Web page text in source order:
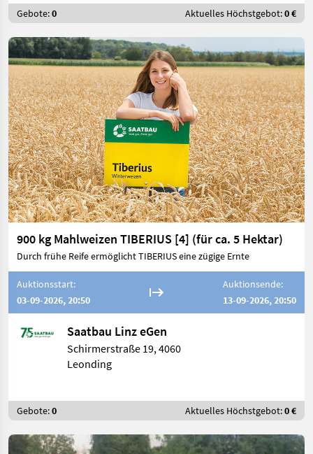
Gebote:0 Aktuelles Höchstgebot:0 €
900 kg Mahlweizen TIBERIUS [4] (für ca. 5 Hektar)
Durch frühe Reife ermöglicht TIBERIUS eine zügige Ernte
Auktionsstart:
03-09-2026, 20:50
Auktionsende:
13-09-2026, 20:50
Saatbau Linz eGen
Schirmerstraße 19, 4060
Leonding
Gebote:0 Aktuelles Höchstgebot:0 €